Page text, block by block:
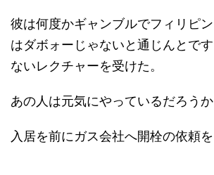
彼は何度かギャンブルでフィリピ
はダボォーじゃないと通じんとで
ないレクチャーを受けた。
あの人は元気にやっているだろうか
入居を前にガス会社へ開栓の依頼を